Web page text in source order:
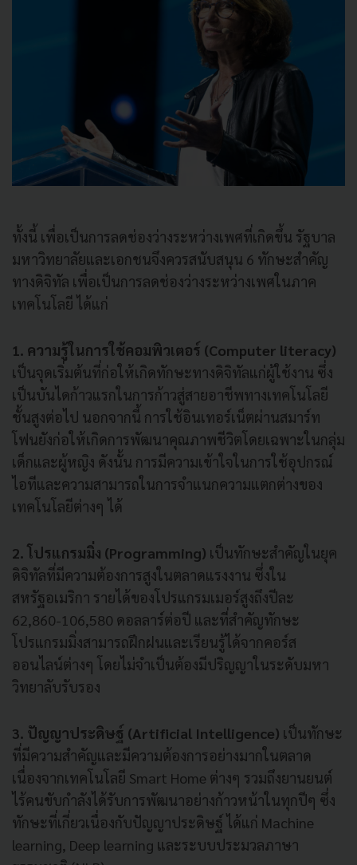
ทั้งนี้ เพื่อเป็นการลดช่องว่างระหว่างเพศที่เกิดขึ้น รัฐบาล
มหาวิทยาลัยและเอกชนจึงควรสนับสนุน 6 ทักษะสำคัญ
ทางดิจิทัล เพื่อเป็นการลดช่องว่างระหว่างเพศในภาค
เทคโนโลยี ได้แก่
1. ความรู้ในการใช้คอมพิวเตอร์ (Computer literacy)
เป็นจุดเริ่มต้นที่ก่อให้เกิดทักษะทางดิจิทัลแก่ผู้ใช้งาน ซึ่ง
เป็นบันไดก้าวแรกในการก้าวสู่สายอาชีพทางเทคโนโลยี
ชั้นสูงต่อไป นอกจากนี้ การใช้อินเทอร์เน็ตผ่านสมาร์ท
โฟนยังก่อให้เกิดการพัฒนาคุณภาพชีวิตโดยเฉพาะในกลุ่ม
เด็กและผู้หญิง ดังนั้น การมีความเข้าใจในการใช้อุปกรณ์
ไอทีและความสามารถในการจำแนกความแตกต่างของ
เทคโนโลยีต่างๆ ได้
2. โปรแกรมมิ่ง (Programming) เป็นทักษะสำคัญในยุค
ดิจิทัลที่มีความต้องการสูงในตลาดแรงงาน ซึ่งใน
สหรัฐอเมริกา รายได้ของโปรแกรมเมอร์สูงถึงปีละ
62,860-106,580 ดอลลาร์ต่อปี และที่สำคัญทักษะ
โปรแกรมมิ่งสามารถฝึกฝนและเรียนรู้ได้จากคอร์ส
ออนไลน์ต่างๆ โดยไม่จำเป็นต้องมีปริญญาในระดับมหา
วิทยาลับรับรอง
3. ปัญญาประดิษฐ์ (Artificial Intelligence) เป็นทักษะ
ที่มีความสำคัญและมีความต้องการอย่างมากในตลาด
เนื่องจากเทคโนโลยี Smart Home ต่างๆ รวมถึงยานยนต์
ไร้คนขับกำลังได้รับการพัฒนาอย่างก้าวหน้าในทุกปีๆ ซึ่ง
ทักษะที่เกี่ยวเนื่องกับปัญญาประดิษฐ์ ได้แก่ Machine
learning, Deep learning และระบบประมวลภาษา